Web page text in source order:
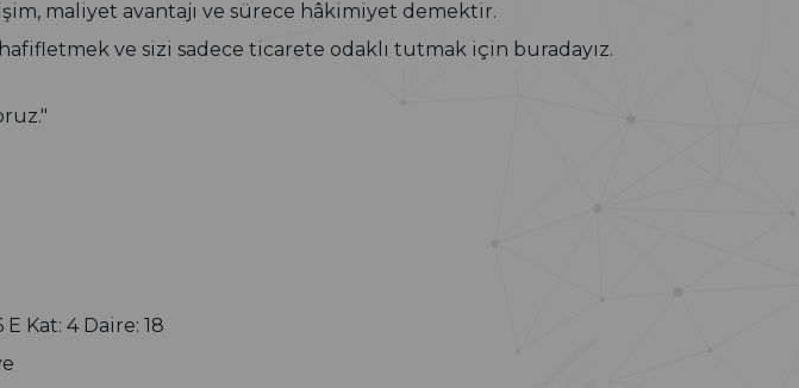
maliyet avantajı ve sürece hâkimiyet demektir.
ve sizi sadece ticarete odaklı tutmak için buradayız.
Kat: 4 Daire: 18